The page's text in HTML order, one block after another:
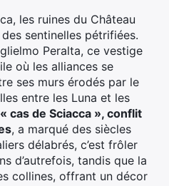
les ruines du Château
sentinelles pétrifiées.
Peralta, ce vestige
où les alliances se
ses murs érodés par le
entre les Luna et les
cas de Sciacca », conflit
, a marqué des siècles
délabrés, c’est frôler
d’autrefois, tandis que la
collines, offrant un décor